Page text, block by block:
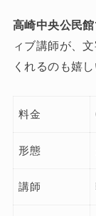
高崎中央公民
ィブ講師が、
くれるのも嬉
料金
形態
講師